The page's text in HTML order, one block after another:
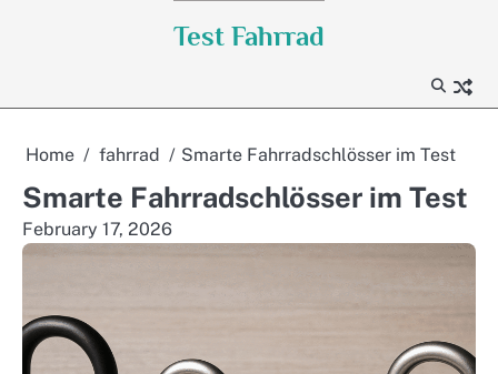
Test Fahrrad
Home fahrrad Smarte Fahrradschlösser im Test
Smarte Fahrradschlösser im Test
February 17, 2026